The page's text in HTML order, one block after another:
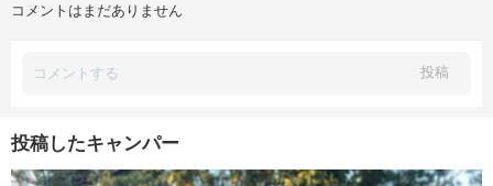
コメントはまだありません
投稿
投稿したキャンパー